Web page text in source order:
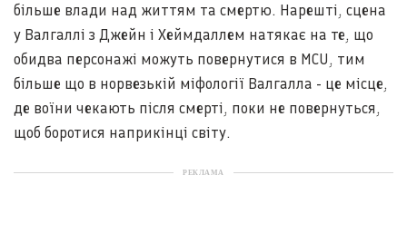
більше влади над життям та смертю. Нарешті, сцена
у Валгаллі з Джейн і Хеймдаллем натякає на те, що
обидва персонажі можуть повернутися в MCU, тим
більше що в норвезькій міфології Валгалла - це місце,
де воїни чекають після смерті, поки не повернуться,
щоб боротися наприкінці світу.
РЕКЛАМА